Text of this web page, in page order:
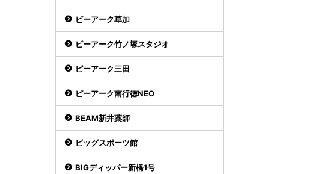
ピーアーク草加
ピーアーク竹ノ塚スタジオ
ピーアーク三田
ピーアーク南行徳NEO
BEAM新井薬師
ビッグスポーツ館
BIGディッパー新橋1号